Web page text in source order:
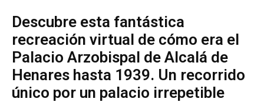
Descubre esta fantástica
recreación virtual de cómo era el
Palacio Arzobispal de Alcalá de
Henares hasta 1939. Un recorrido
único por un palacio irrepetible